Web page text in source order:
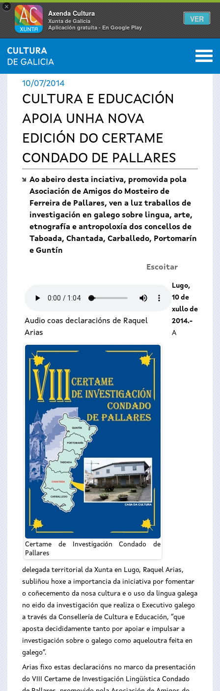
×
Axenda Cultura
Xunta de Galicia
Aplicación gratuíta - En Google Play
VER
Vostede
está
aquí
INICIO › ACTUALIDADE 0
10/07/2014
CULTURA E EDUCACIÓN
APOIA UNHA NOVA
EDICIÓN DO CERTAME
CONDADO DE PALLARES
Ao abeiro desta inciativa, promovida pola
Asociación de Amigos do Mosteiro de
Ferreira de Pallares, ven a luz traballos de
investigación en galego sobre lingua, arte,
etnografía e antropoloxía dos concellos de
Taboada, Chantada, Carballedo, Portomarín
e Guntín
Escoitar
Audio coas declaracións de Raquel
Arias
Certame de Investigación Condado de
Pallares
Lugo,
10 de
xullo de
2014.-
A
delegada territorial da Xunta en Lugo, Raquel Arias,
subliñou hoxe a importancia da iniciativa por fomentar
o coñecemento da nosa cultura e o uso da lingua galega
no eido da investigación que realiza o Executivo galego
a través da Consellería de Cultura e Educación, “que
aposta decididamente tanto por apoiar e impulsar a
investigación sobre o galego como aqueloutra feita en
galego”.
Arias fixo estas declaracións no marco da presentación
do VIII Certame de Investigación Lingüística Condado